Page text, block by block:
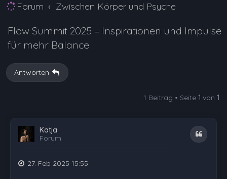
Forum Zwischen Körper und Psyche
Flow Summit 2025 – Inspirationen und Impulse
für mehr Balance
Antworten
1 Beitrag • Seite 1 von 1
Katja
Forum
Zitat
27. Feb 2025 15:55